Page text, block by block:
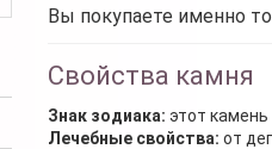
Вы покупаете именно
Свойства камня
Знак зодиака: этот камень
Лечебные свойства: от